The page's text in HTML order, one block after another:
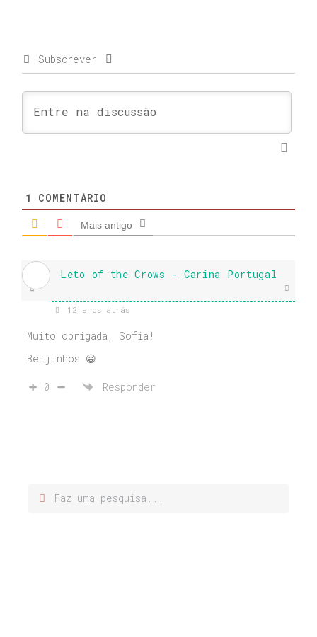
Subscrever
1 COMENTÁRIO
Mais antigo
Leto of the Crows - Carina Portugal
12 anos atrás
Muito obrigada, Sofia!
Beijinhos 😀
0 Responder